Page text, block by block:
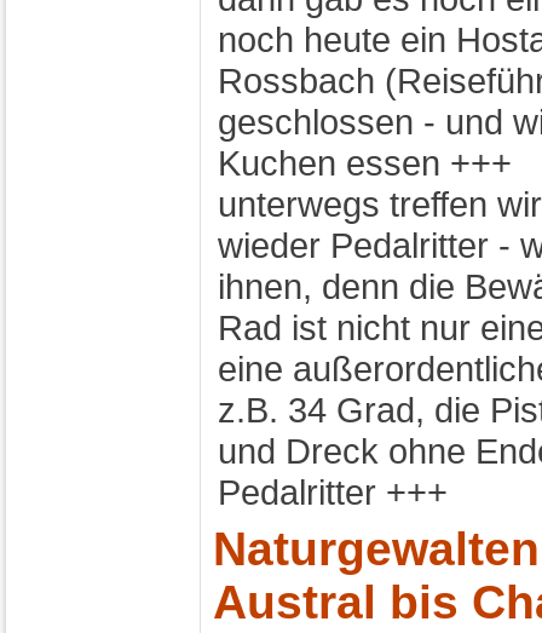
noch heute ein
Rossbach
geschlossen - und
Kuchen essen +++
unterwegs treffen
wieder Pedalritter -
ihnen, denn die
Rad ist nicht nur
eine
z.B. 34 Grad, die
und Dreck ohne
Pedalritter +++
Austral bis